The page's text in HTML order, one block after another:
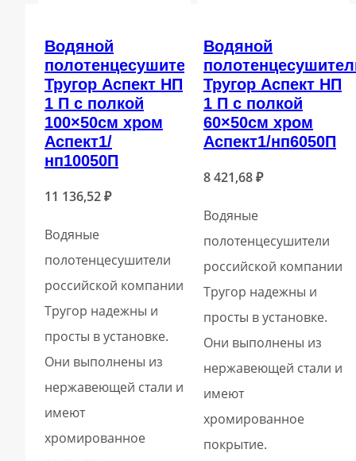
Водяной
полотенцесушитель
Тругор Аспект НП
1 П с полкой
100×50см хром
Аспект1/
нп10050П
11 136,52₽
Водяные
полотенцесушители
российской компании
Тругор надежны и
просты в установке.
Они выполнены из
нержавеющей стали и
имеют
хромированное
Водяной
Тругор Аспект НП
1 П с полкой
60×50см хром
Аспект1/нп6050П
8 421,68₽
Водяные
полотенцесушители
российской компании
Тругор надежны и
просты в установке.
Они выполнены из
нержавеющей стали и
имеют
хромированное
покрытие.